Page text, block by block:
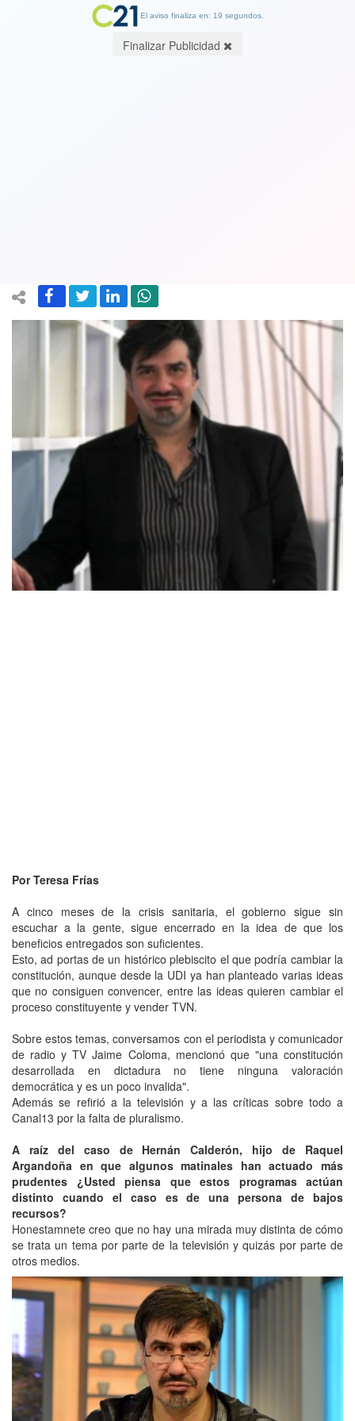
Por Teresa Frías
A cinco meses de la crisis sanitaria, el gobierno sigue sin
escuchar a la gente, sigue encerrado en la idea de que los
beneficios entregados son suficientes.
Esto, ad portas de un histórico plebiscito el que podría cambiar la
constitución, aunque desde la UDI ya han planteado varias ideas
que no consiguen convencer, entre las ideas quieren cambiar el
proceso constituyente y vender TVN.
Sobre estos temas, conversamos con el periodista y comunicador
de radio y TV Jaime Coloma, mencionó que "una constitución
desarrollada en dictadura no tiene ninguna valoración
democrática y es un poco invalida".
Además se refirió a la televisión y a las críticas sobre todo a
Canal13 por la falta de pluralismo.
A raíz del caso de Hernán Calderón, hijo de Raquel
Argandoña en que algunos matinales han actuado más
prudentes ¿Usted piensa que estos programas actúan
distinto cuando el caso es de una persona de bajos
recursos?
Honestamnete creo que no hay una mirada muy distinta de cómo
se trata un tema por parte de la televisión y quizás por parte de
otros medios.
El aviso finaliza en: 18 segundos.
Finalizar Publicidad